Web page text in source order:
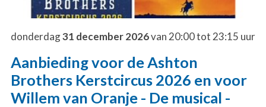
donderdag31 december 2026van 20:00 tot 23:15 uur
Aanbieding voor de Ashton
Brothers Kerstcircus 2026 en voor
Willem van Oranje - De musical -